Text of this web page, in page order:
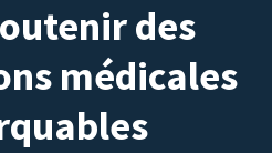
des
médicales